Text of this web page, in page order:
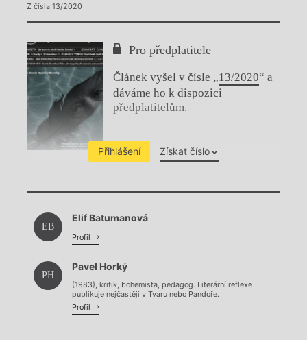
Z čísla 13/2020
Pro předplatitele
Článek vyšel v čísle „13/2020“ a
dáváme ho k dispozici
předplatitelům.
Přihlášení Získat číslo
Chviličku.
Načítá se.
EB
Elif Batumanová
Profil
PH
Pavel Horký
(1983), kritik, bohemista, pedagog. Literární reflexe
publikuje nejčastěji v Tvaru nebo Pandoře.
Profil